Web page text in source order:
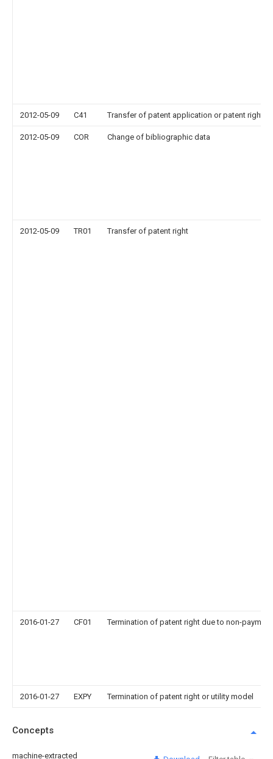
2012-05-09 C41 Transfer of patent application or patent right
2012-05-09 COR Change of bibliographic data
2012-05-09 TR01 Transfer of patent right
2016-01-27 CF01 Termination of patent right due to non-
2016-01-27 EXPY Termination of patent right or utility model
Concepts
machine-extracted